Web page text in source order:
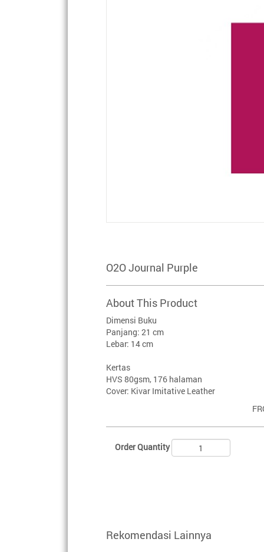
O2O Journal Purple
About This Product
Dimensi Buku
Panjang: 21 cm
Lebar: 14 cm
Kertas
HVS 80gsm, 176 halaman
Cover: Kivar Imitative Leather
Order Quantity
Rekomendasi Lainnya